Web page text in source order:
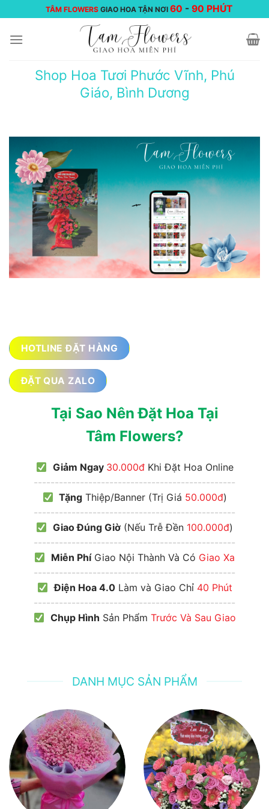
đến
nội
TÂM FLOWERS GIAO HOA TẬN NƠI 60 -90 PHÚT
Shop Hoa Tươi Phước Vĩnh, Phú
Giáo, Bình Dương
HOTLINE ĐẶT HÀNG
ĐẶT QUA ZALO
Tại Sao Nên Đặt Hoa Tại
Tâm Flowers?
Giảm Ngay 30.000đKhi Đặt Hoa Online
------------------------------------------------
TặngThiệp/Banner (Trị Giá 50.000đ)
------------------------------------------------
Giao Đúng Giờ (Nếu Trễ Đền 100.000đ)
------------------------------------------------
Miễn PhíGiao Nội Thành Và Có Giao Xa
------------------------------------------------
Điện Hoa 4.0Làm và Giao Chỉ 40 Phút
------------------------------------------------
Chụp Hình Sản Phẩm Trước Và Sau Giao
DANH MỤC SẢN PHẨM